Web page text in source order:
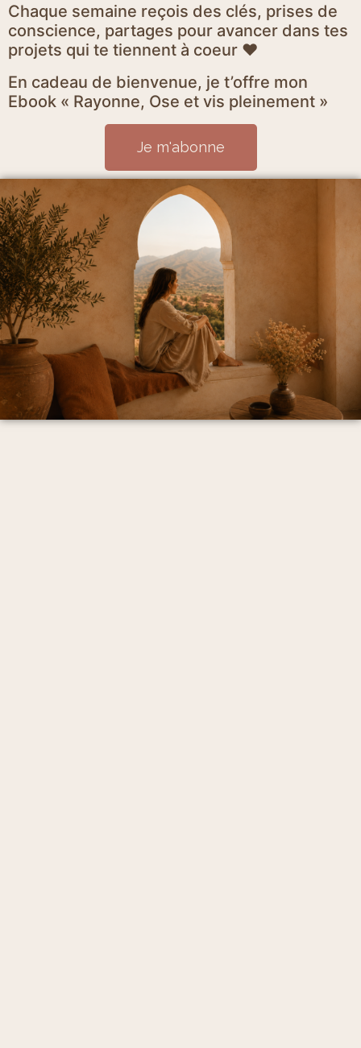
Chaque semaine reçois des clés, prises de
conscience, partages pour avancer dans tes
projets qui te tiennent à coeur ♥
En cadeau de bienvenue, je t’offre mon
Ebook « Rayonne, Ose et vis pleinement »
Je m'abonne
Mentions Légales et politique de confidentialité